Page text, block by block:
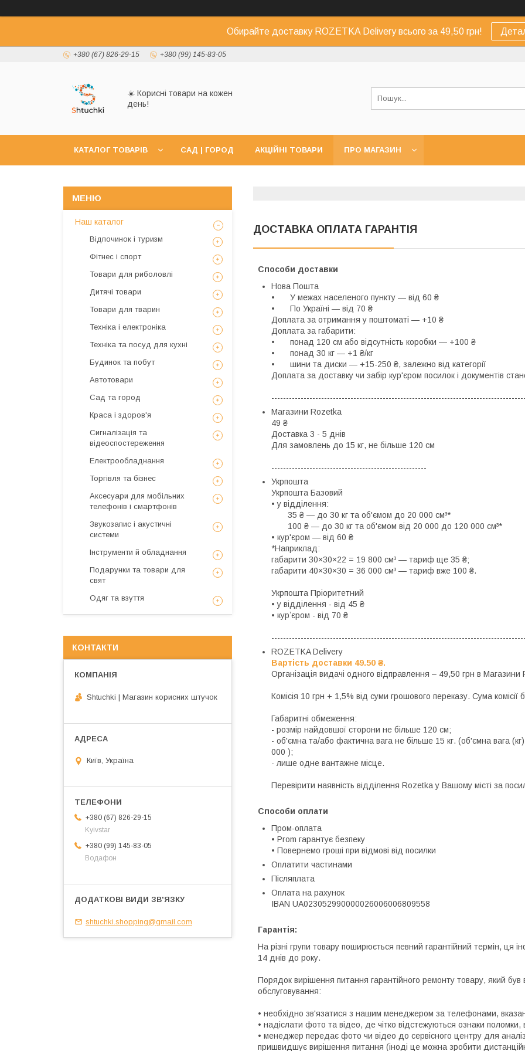
Обирайте доставку ROZETKA Delivery всього за 49,50 грн!
+380 (67) 826-29-15 +380 (99) 145-83-05
☀️ Корисні товари на кожен
день!
КАТАЛОГ ТОВАРІВ САД | ГОРОД АКЦІЙНІ ТОВАРИ ПРО МАГАЗИН
ДОСТАВКА ОПЛАТА ГАРАНТІЯ
Способи доставки
Нова Пошта
•	У межах населеного пункту ― від 60 ₴
•	По Україні ― від 70 ₴
Доплата за отримання у поштоматі ― +10 ₴
Доплата за габарити:
•	понад 120 см або відсутність коробки ― +100 ₴
•	понад 30 кг ― +1 ₴/кг
•	шини та диски ― +15-250 ₴, залежно від категорії
Доплата за доставку чи забір кур'єром посилок і документів
Магазини Rozetka
49 ₴
Доставка 3 - 5 днів
Для замовлень до 15 кг, не більше 120 см
-----------------------------------------------------
Укрпошта
Укрпошта Базовий
• у відділення:
35 ₴ — до 30 кг та об'ємом до 20 000 см³*
100 ₴ — до 30 кг та об'ємом від 20 000 до 120 000 см³*
• кур'єром — від 60 ₴
*Наприклад:
габарити 30×30×22 = 19 800 см³ — тариф ще 35 ₴;
габарити 40×30×30 = 36 000 см³ — тариф вже 100 ₴.
Укрпошта Пріоритетний
• у відділення - від 45 ₴
• курʼєром - від 70 ₴
---------------------------------------------------------------------------------------
ROZETKA Delivery
Вартість доставки 49.50 ₴.
Організація видачі одного відправлення – 49,50 грн в Магазини
Комісія 10 грн + 1,5% від суми грошового переказу. Сума
Габаритні обмеження:
- розмір найдовшої сторони не більше 120 см;
- об'ємна та/або фактична вага не більше 15 кг. (об'ємна вага
000 );
- лише одне вантажне місце.
Перевірити наявність відділення Rozetka у Вашому місті за
Способи оплати
Пром-оплата
• Prom гарантує безпеку
• Повернемо гроші при відмові від посилки
Оплатити частинами
Післяплата
Оплата на рахунок
IBAN UA023052990000026006006809558
Гарантія:
На різні групи товару поширюється певний гарантійний термін, ця
14 днів до року.
Порядок вирішення питання гарантійного ремонту товару, який був
обслуговування:
• необхідно зв'язатися з нашим менеджером за телефонами,
• надіслати фото та відео, де чітко відстежуються ознаки
• менеджер передає фото чи відео до сервісного центру для
пришвидшує вирішення питання (іноді це можна зробити
Наш каталог
Відпочинок і туризм
Фітнес і спорт
Товари для риболовлі
Дитячі товари
Товари для тварин
Техніка і електроніка
Техніка та посуд для кухні
Будинок та побут
Автотовари
Сад та город
Краса і здоров'я
Сигналізація та
відеоспостереження
Електрообладнання
Торгівля та бізнес
Аксесуари для мобільних
телефонів і смартфонів
Звукозапис і акустичні
системи
Інструменти й обладнання
Подарунки та товари для
свят
Одяг та взуття
КОНТАКТИ
Shtuchki | Магазин корисних штучок
Київ, Україна
+380 (67) 826-29-15
Kyivstar
+380 (99) 145-83-05
Водафон
shtuchki.shopping@gmail.com